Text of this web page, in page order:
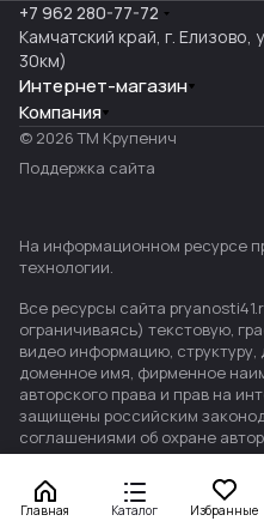
Главная Каталог Избранные
+7 962 280-77-72
Камчатский край, г. Елизово,
30км)
Интернет-магазин
Компания
© 2026 ТМ Крупенич
Поддержка сайта
На информационном ресурсе
технологии.
Все ресурсы сайта
ограничиваясь) текстовую,
видео информацию,
доменное имя, фирменное
авторского права и прав на
защищены российским
соглашениями об охране